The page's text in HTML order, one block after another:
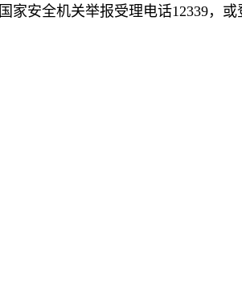
安全机关举报受理电话12339，